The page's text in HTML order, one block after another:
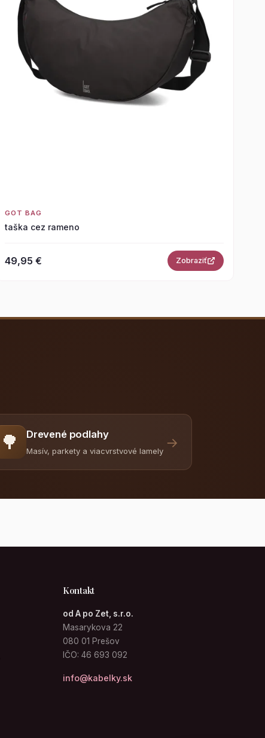
GOT BAG
taška cez rameno
49,95 € Zobraziť
🌳 Drevené podlahy
Masív, parkety a viacvrstvové lamely
→
Kontakt
od A po Zet, s.r.o.
Masarykova 22
080 01 Prešov
IČO: 46 693 092
info@kabelky.sk